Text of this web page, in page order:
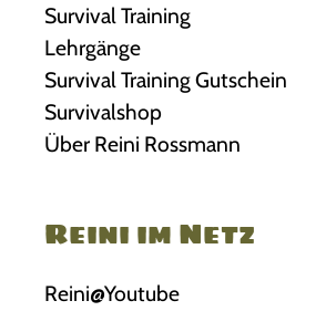
Survival Training
Lehrgänge
Survival Training Gutschein
Survivalshop
Über Reini Rossmann
Reini im Netz
Reini@Youtube